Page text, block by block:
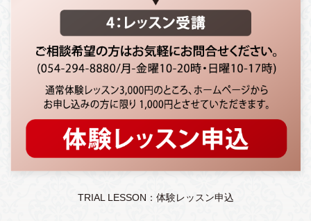
TRIAL LESSON：体験レッスン申込